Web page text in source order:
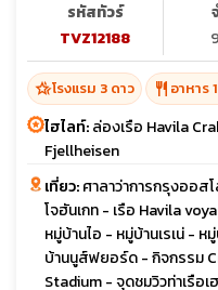
รหัสทัวร์
TVZ12188
hotel_classโรงแรม 3 ดาว restaurant อาหาร
ไฮไลท์:ล่องเรือ Havila
Fjellheisen
เที่ยว:ศาลาว่าการกรุงออส
โจฮันเกท - เรือ Havila
หมู่บ้านไอ - หมู่บ้านเรเน่ -
บ้านนูส์ฟยอร์ด - กิจกรรม
Stadium - จุดชมวิวท่าเรือ